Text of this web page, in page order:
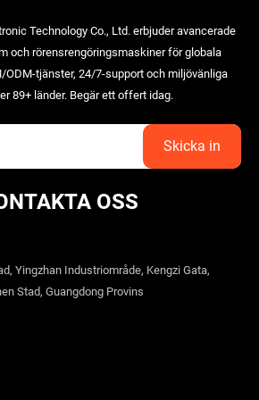
Technology Co., Ltd. erbjuder avancerade
och rörensrengöringsmaskiner för globala
ODM-tjänster, 24/7-support och miljövänliga
89+ länder. Begär ett offert idag.
OSS
Yingzhan Industriområde, Kengzi Gata,
Stad, Guangdong Provins